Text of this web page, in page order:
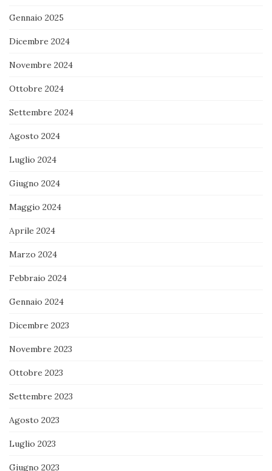
Gennaio 2025
Dicembre 2024
Novembre 2024
Ottobre 2024
Settembre 2024
Agosto 2024
Luglio 2024
Giugno 2024
Maggio 2024
Aprile 2024
Marzo 2024
Febbraio 2024
Gennaio 2024
Dicembre 2023
Novembre 2023
Ottobre 2023
Settembre 2023
Agosto 2023
Luglio 2023
Giugno 2023